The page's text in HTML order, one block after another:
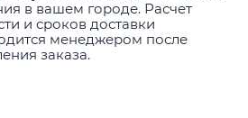
в вашем городе. Расчет
и сроков доставки
менеджером после
заказа.